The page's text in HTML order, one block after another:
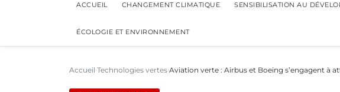
ACCUEIL CHANGEMENT CLIMATIQUE SENSIBILISATION AU
ÉCOLOGIE ET ENVIRONNEMENT
Accueil Technologies vertes Aviation verte : Airbus et Boeing s’engagent à